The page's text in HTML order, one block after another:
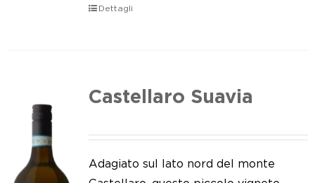
Dettagli
Castellaro Suavia
Adagiato sul lato nord del monte